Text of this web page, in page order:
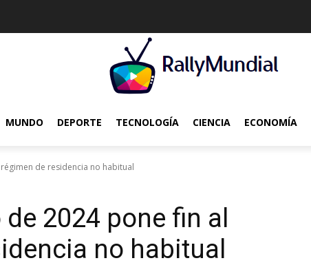
MUNDO DEPORTE TECNOLOGÍA CIENCIA ECONOMÍA
de residencia no habitual
2024 pone fin al
no habitual